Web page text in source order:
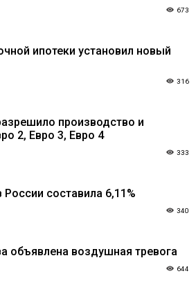
673
ипотеки установил новый
316
производство и
2, Евро 3, Евро 4
333
составила 6,11%
340
объявлена воздушная тревога
644